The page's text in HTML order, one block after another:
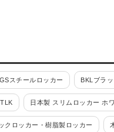
GSスチールロッカー BKLブラ
日本製 スリムロッカー ホ
クロッカー・樹脂製ロッカー